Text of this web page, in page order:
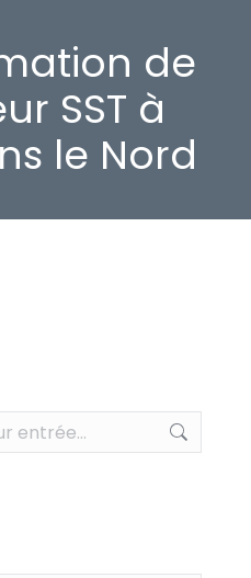
de
SST à
le Nord